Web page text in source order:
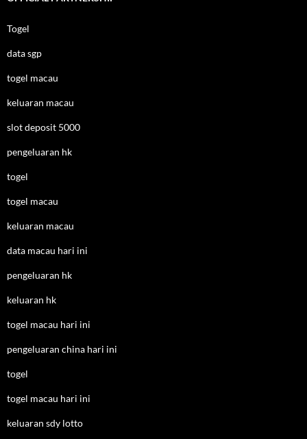
Togel
data sgp
togel macau
keluaran macau
slot deposit 5000
pengeluaran hk
togel
togel macau
keluaran macau
data macau hari ini
pengeluaran hk
keluaran hk
togel macau hari ini
pengeluaran china hari ini
togel
togel macau hari ini
keluaran sdy lotto